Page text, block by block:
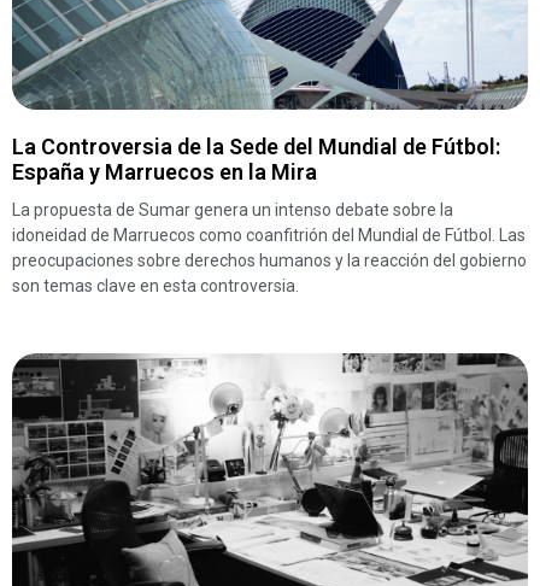
La Controversia de la Sede del Mundial de Fútbol:
España y Marruecos en la Mira
La propuesta de Sumar genera un intenso debate sobre la
idoneidad de Marruecos como coanfitrión del Mundial de Fútbol. Las
preocupaciones sobre derechos humanos y la reacción del gobierno
son temas clave en esta controversia.